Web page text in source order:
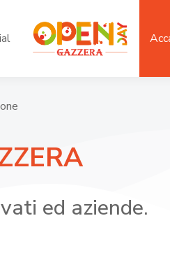
ed aziende.